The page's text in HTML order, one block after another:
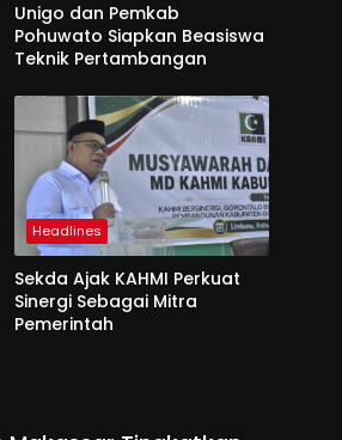
Unigo dan Pemkab
Pohuwato Siapkan Beasiswa
Teknik Pertambangan
Headlines
Sekda Ajak KAHMI Perkuat
Sinergi Sebagai Mitra
Pemerintah